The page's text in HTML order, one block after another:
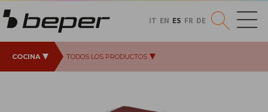
IT EN ES FR DE
COCINA TODOS LOS PRODUCTOS